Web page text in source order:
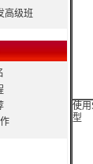
高级班
使
型